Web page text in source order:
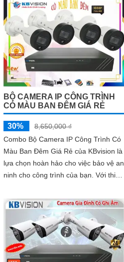
BỘ CAMERA IP CÔNG TRÌNH
CÓ MÀU BAN ĐÊM GIÁ RẺ
30%
8,650,000 ₫
Combo Bộ Camera IP Công Trình Có
Màu Ban Đêm Giá Rẻ của KBvision là
lựa chọn hoàn hảo cho việc bảo vệ an
ninh cho công trình của bạn. Với thiết
sản phẩm này sẽ mang đến sự hài
lòng cho khách hàng